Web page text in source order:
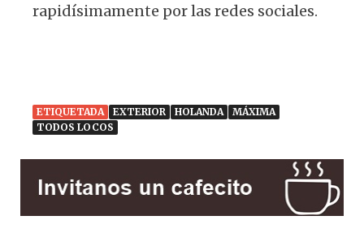
rapidísimamente por las redes sociales.
ETIQUETADA EXTERIOR HOLANDA
MÁXIMA
TODOS LOCOS